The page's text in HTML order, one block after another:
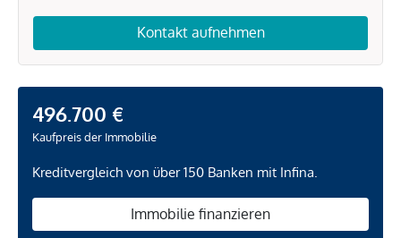
Kontakt aufnehmen
496.700 €
Kaufpreis der Immobilie
Kreditvergleich von über 150 Banken mit Infina.
Immobilie finanzieren